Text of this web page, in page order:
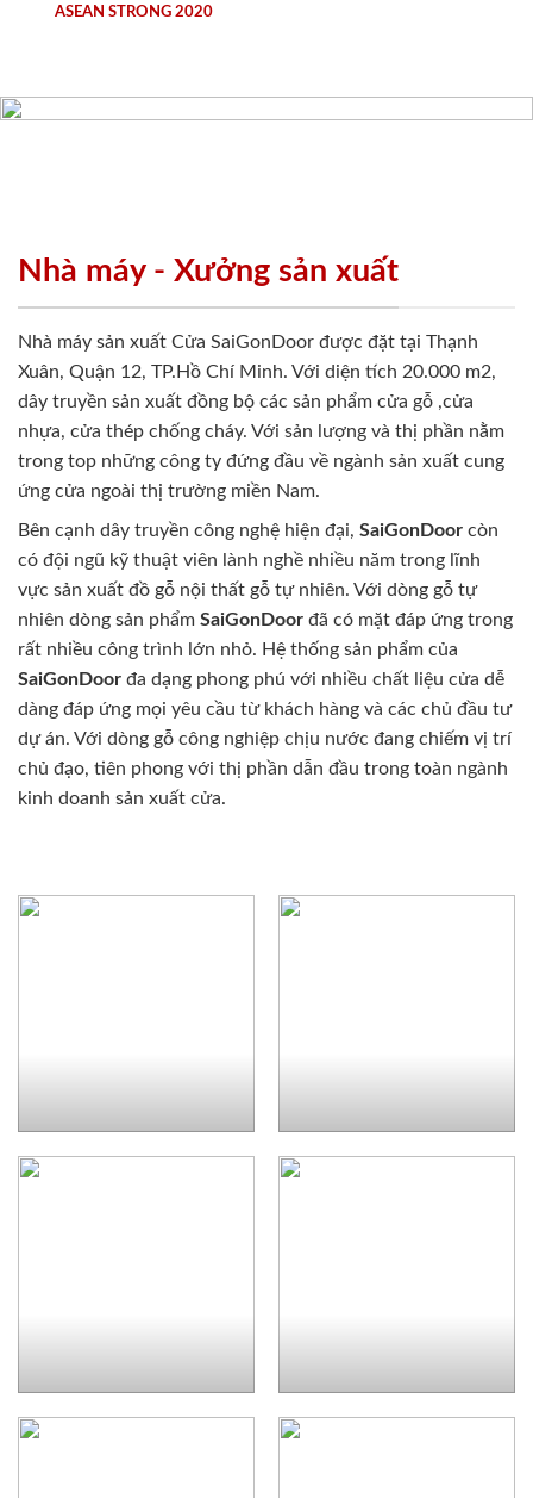
ASEAN STRONG 2020
Nhà máy - Xưởng sản xuất
Nhà máy sản xuất Cửa SaiGonDoor được đặt tại Thạnh
Xuân, Quận 12, TP.Hồ Chí Minh. Với diện tích 20.000 m2,
dây truyền sản xuất đồng bộ các sản phẩm cửa gỗ ,cửa
nhựa, cửa thép chống cháy. Với sản lượng và thị phần nằm
trong top những công ty đứng đầu về ngành sản xuất cung
ứng cửa ngoài thị trường miền Nam.
Bên cạnh dây truyền công nghệ hiện đại, SaiGonDoor còn
có đội ngũ kỹ thuật viên lành nghề nhiều năm trong lĩnh
vực sản xuất đồ gỗ nội thất gỗ tự nhiên. Với dòng gỗ tự
nhiên dòng sản phẩm SaiGonDoor đã có mặt đáp ứng trong
rất nhiều công trình lớn nhỏ. Hệ thống sản phẩm của
SaiGonDoor đa dạng phong phú với nhiều chất liệu cửa dễ
dàng đáp ứng mọi yêu cầu từ khách hàng và các chủ đầu tư
dự án. Với dòng gỗ công nghiệp chịu nước đang chiếm vị trí
chủ đạo, tiên phong với thị phần dẫn đầu trong toàn ngành
kinh doanh sản xuất cửa.